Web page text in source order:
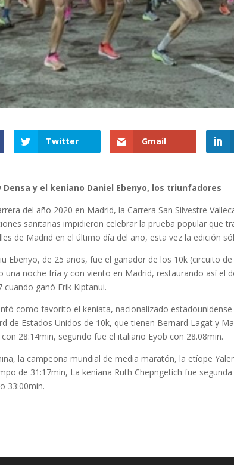
Twitter Gmail
Densa y el keniano Daniel Ebenyo, los triunfadores
del año 2020 en Madrid, la Carrera San Silvestre
sanitarias impidieron celebrar la prueba popular que
de Madrid en el último día del año, esta vez la edición
Ebenyo, de 25 años, fue el ganador de los 10k (circuito
una noche fría y con viento en Madrid, restaurando así el
cuando ganó Erik Kiptanui.
como favorito el keniata, nacionalizado
de Estados Unidos de 10k, que tienen Bernard Lagat y
28:14min, segundo fue el italiano Eyob con 28.08min.
la campeona mundial de media maratón, la etíope
de 31:17min, La keniana Ruth Chepngetich fue
33:00min.